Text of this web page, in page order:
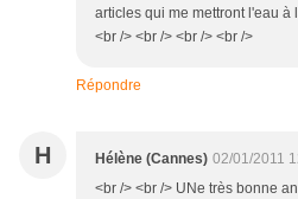
articles qui me mettront l'eau à
<br /> <br /> <br /> <br />
Répondre
H Hélène (Cannes) 02/01/2011
<br /> <br /> UNe très bonne